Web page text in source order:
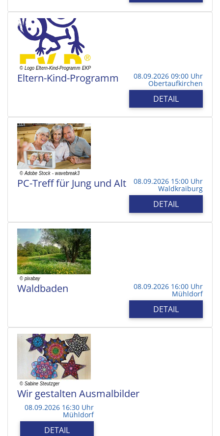
Eltern-Kind-Programm 08.09.2026 09:00 Uhr
Obertaufkirchen
DETAIL
PC-Treff für Jung und Alt 08.09.2026 15:00 Uhr
Waldkraiburg
DETAIL
Waldbaden 08.09.2026 16:00 Uhr
Mühldorf
DETAIL
Wir gestalten Ausmalbilder
08.09.2026 16:30 Uhr
Mühldorf
DETAIL